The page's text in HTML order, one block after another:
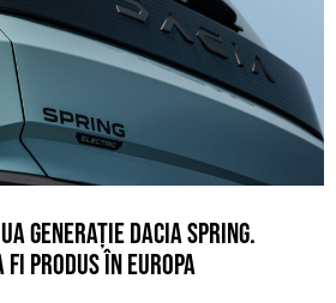
GENERAȚIE DACIA SPRING.
PRODUS ÎN EUROPA